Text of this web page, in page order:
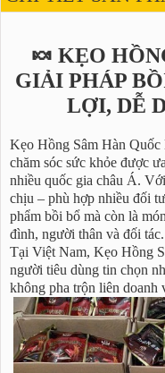
🍬 KẸO
GIẢI PHÁP
LỢI, DỄ
Kẹo Hồng Sâm Hàn Quốc
chăm sóc sức khỏe được
nhiều quốc gia châu Á.
chịu – phù hợp nhiều đối
phẩm bồi bổ mà còn là
đình, người thân và đối tác.
Tại Việt Nam, Kẹo Hồng
người tiêu dùng tin chọn
không pha trộn liên doanh